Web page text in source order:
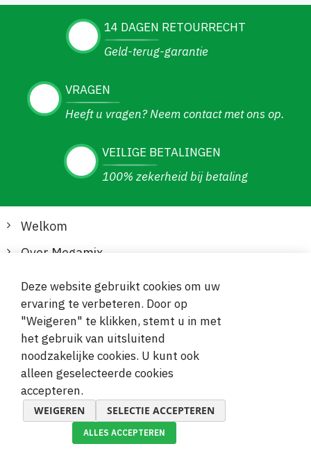
14 DAGEN RETOURRECHT
Geld-terug-garantie
VRAGEN
Heeft u vragen? Neem contact met ons op.
VEILIGE BETALINGEN
100% zekerheid bij betaling
Welkom
Over Megamix
Informatie
Klantenservice
Veilige en gemakkelijke betalingen
Deze website gebruikt cookies om uw
ervaring te verbeteren. Door op
"Weigeren" te klikken, stemt u in met
het gebruik van uitsluitend
noodzakelijke cookies. U kunt ook
alleen geselecteerde cookies
accepteren.
WEIGEREN SELECTIE ACCEPTEREN
ALLES ACCEPTEREN